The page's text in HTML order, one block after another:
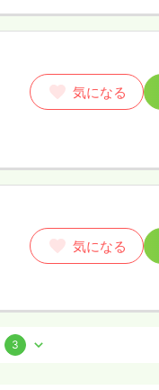
気になる
気になる
気になる
3